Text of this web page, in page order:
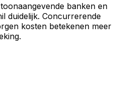
banken en
duidelijk. Concurrerende
kosten betekenen meer